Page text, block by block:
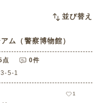
並び替え
ム（警察博物館）
点
0件
3-5-1
1